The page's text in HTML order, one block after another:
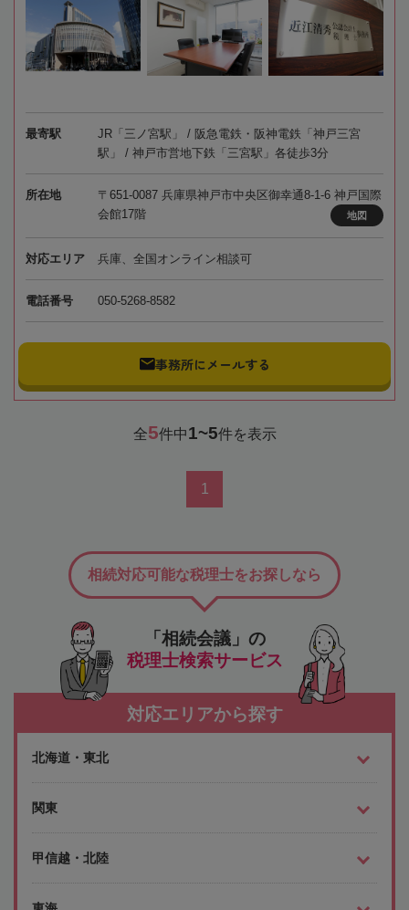
最寄駅
JR「三ノ宮駅」 / 阪急電鉄・阪神電鉄「神戸三宮
駅」 / 神戸市営地下鉄「三宮駅」各徒歩3分
所在地
〒651-0087 兵庫県神戸市中央区御幸通8-1-6 神戸国際
会館17階
地図
対応エリア 兵庫、全国オンライン相談可
電話番号 050-5268-8582
事務所にメールする
全5件中1~5件を表示
1
「相続会議」の
税理士検索サービス
相続対応可能な税理士をお探しなら
対応エリアから探す
北海道・東北
関東
甲信越・北陸